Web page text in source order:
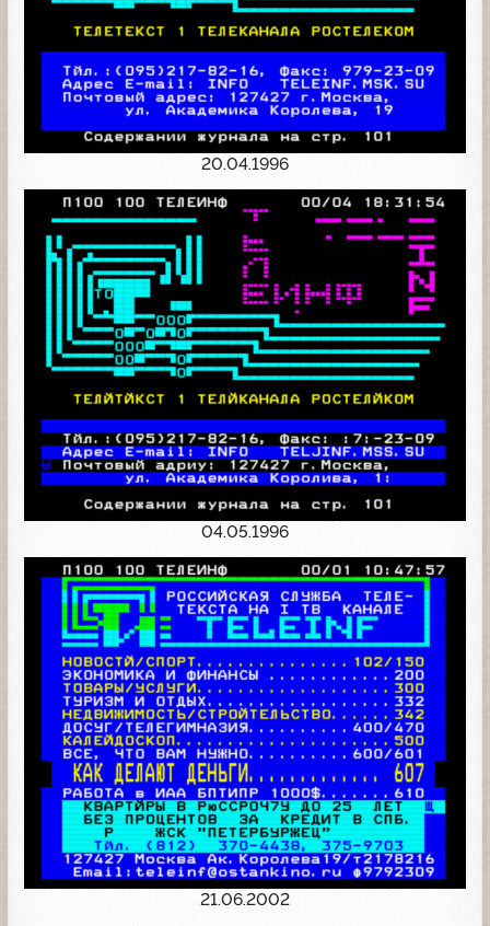
20.04.1996
04.05.1996
21.06.2002